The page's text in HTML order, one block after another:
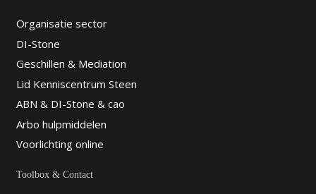
Organisatie sector
DI-Stone
Geschillen & Mediation
Lid Kenniscentrum Steen
ABN & DI-Stone & cao
Arbo hulpmiddelen
Voorlichting online
Toolbox & Contact